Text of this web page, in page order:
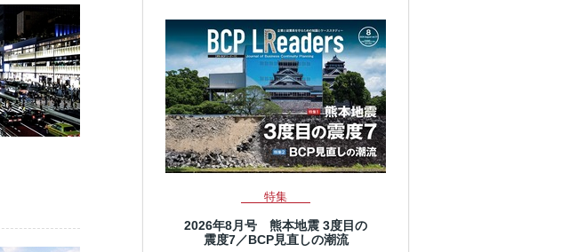
特集
2026年8月号 熊本地震 3度目の
震度7／BCP見直しの潮流